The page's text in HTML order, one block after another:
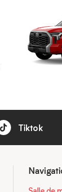
Tiktok